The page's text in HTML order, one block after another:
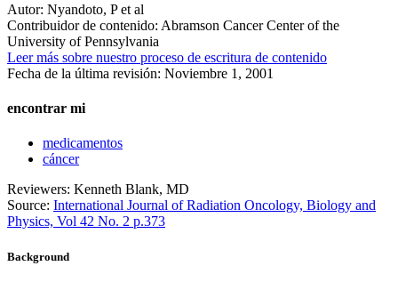
Autor: Nyandoto, P et al
Contribuidor de contenido: Abramson Cancer Center of the
University of Pennsylvania
Leer más sobre nuestro proceso de escritura de contenido
Fecha de la última revisión: Noviembre 1, 2001
encontrar mi
medicamentos
cáncer
Reviewers: Kenneth Blank, MD
Source: International Journal of Radiation Oncology, Biology and
Physics, Vol 42 No. 2 p.373
Background